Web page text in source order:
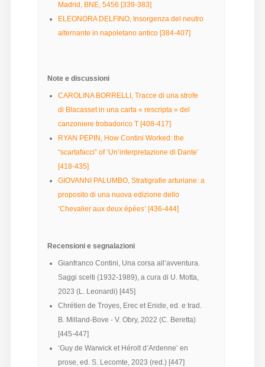
Madrid, BNE, 5456 [339-383]
ELEONORA DELFINO, Insorgenza del neutro
alternante in napoletano antico [384-407]
Note e discussioni
CAROLINA BORRELLI, Tracce di una strofe
di Blacasset in una carta « rescripta » del
canzoniere trobadorico T [408-417]
RYAN PEPIN, How Contini Worked: the
“scartafacci” of ‘Un’interpretazione di Dante’
[418-435]
GIOVANNI PALUMBO, Stratigrafie arturiane: a
proposito di una nuova edizione dello
‘Chevalier aux deux épées’ [436-444]
Recensioni e segnalazioni
Gianfranco Contini, Una corsa all’avventura.
Saggi scelti (1932-1989), a cura di U. Motta,
2023 (L. Leonardi) [445]
Chrétien de Troyes, Erec et Enide, ed. e trad.
B. Milland-Bove - V. Obry, 2022 (C. Beretta)
[445-447]
‘Guy de Warwick et Hérolt d’Ardenne’ en
prose, ed. S. Lecomte, 2023 (red.) [447]